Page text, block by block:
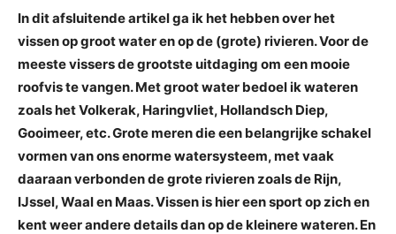
In dit afsluitende artikel ga ik het hebben over het
vissen op groot water en op de (grote) rivieren. Voor de
meeste vissers de grootste uitdaging om een mooie
roofvis te vangen. Met groot water bedoel ik wateren
zoals het Volkerak, Haringvliet, Hollandsch Diep,
Gooimeer, etc. Grote meren die een belangrijke schakel
vormen van ons enorme watersysteem, met vaak
daaraan verbonden de grote rivieren zoals de Rijn,
IJssel, Waal en Maas. Vissen is hier een sport op zich en
kent weer andere details dan op de kleinere wateren. En